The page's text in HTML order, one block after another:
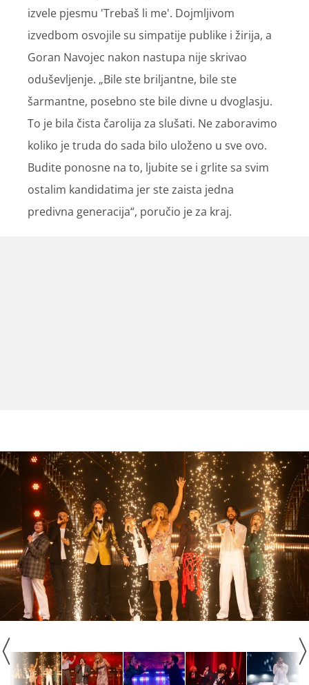
izvele pjesmu 'Trebaš li me'. Dojmljivom
izvedbom osvojile su simpatije publike i žirija, a
Goran Navojec nakon nastupa nije skrivao
oduševljenje. „Bile ste briljantne, bile ste
šarmantne, posebno ste bile divne u dvoglasju.
To je bila čista čarolija za slušati. Ne zaboravimo
koliko je truda do sada bilo uloženo u sve ovo.
Budite ponosne na to, ljubite se i grlite sa svim
ostalim kandidatima jer ste zaista jedna
predivna generacija“, poručio je za kraj.